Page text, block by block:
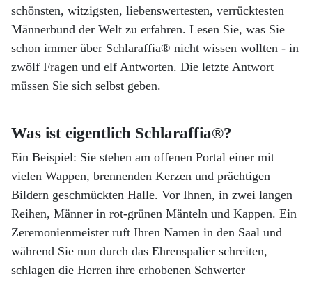
schönsten, witzigsten, liebenswertesten, verrücktesten
Männerbund der Welt zu erfahren. Lesen Sie, was Sie
schon immer über Schlaraffia® nicht wissen wollten - in
zwölf Fragen und elf Antworten. Die letzte Antwort
müssen Sie sich selbst geben.
Was ist eigentlich Schlaraffia®?
Ein Beispiel: Sie stehen am offenen Portal einer mit
vielen Wappen, brennenden Kerzen und prächtigen
Bildern geschmückten Halle. Vor Ihnen, in zwei langen
Reihen, Männer in rot-grünen Mänteln und Kappen. Ein
Zeremonienmeister ruft Ihren Namen in den Saal und
während Sie nun durch das Ehrenspalier schreiten,
schlagen die Herren ihre erhobenen Schwerter